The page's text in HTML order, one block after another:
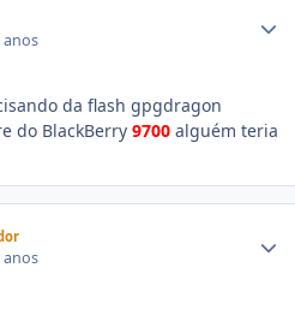
anos
da flash gpgdragon
do BlackBerry 9700 alguém teria
anos